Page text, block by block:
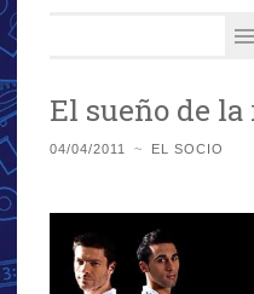
El sueño de
04/04/2011 ~ EL SOCIO